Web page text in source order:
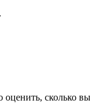
сколько